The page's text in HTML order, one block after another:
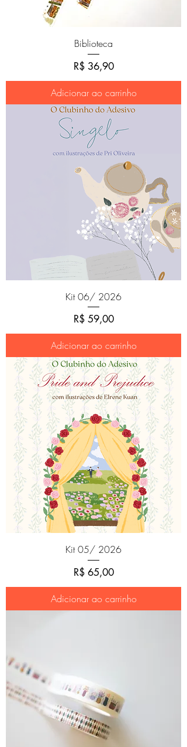
Biblioteca
Preço
R$ 36,90
Adicionar ao carrinho
Kit 06/ 2026
Preço
R$ 59,00
Adicionar ao carrinho
Kit 05/ 2026
Preço
R$ 65,00
Adicionar ao carrinho